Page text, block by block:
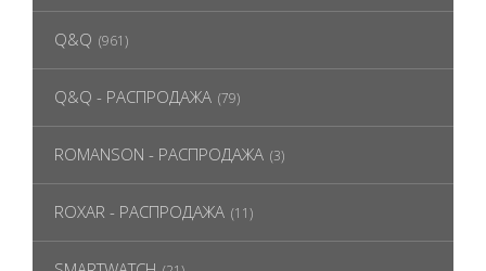
Q&Q (961)
Q&Q - РАСПРОДАЖА (79)
ROMANSON - РАСПРОДАЖА (3)
ROXAR - РАСПРОДАЖА (11)